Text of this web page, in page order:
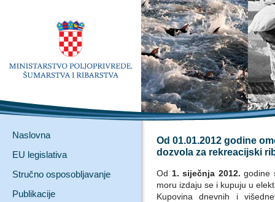
Naslovna
EU legislativa
Stručno osposobljavanje
Publikacije
Od 01.01.2012 godine
dozvola za rekreacijski
Od 1. siječnja 2012.godine
moru izdaju se i kupuju u
Kupovina dnevnih i